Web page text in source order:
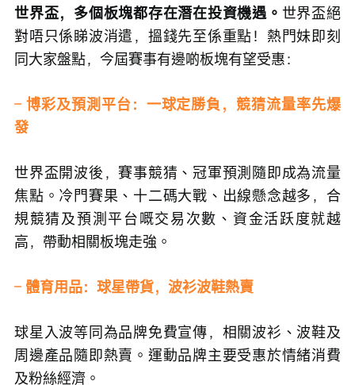
世界盃，多個板塊都存在潛在投資機遇。 世界盃絕
對唔只係睇波消遣，搵錢先至係重點！熱門妹即刻
同大家盤點，今屆賽事有邊啲板塊有望受惠：
– 博彩及預測平台：一球定勝負，競猜流量率先爆
發
世界盃開波後，賽事競猜、冠軍預測隨即成為流量
焦點。冷門賽果、十二碼大戰、出線懸念越多，合
規競猜及預測平台嘅交易次數、資金活跃度就越
高，帶動相關板塊走強。
– 體育用品：球星帶貨，波衫波鞋熱賣
球星入波等同為品牌免費宣傳，相關波衫、波鞋及
周邊產品隨即熱賣。運動品牌主要受惠於情緒消費
及粉絲經濟。